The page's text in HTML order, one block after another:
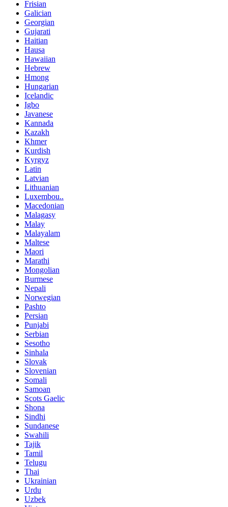
Frisian
Galician
Georgian
Gujarati
Haitian
Hausa
Hawaiian
Hebrew
Hmong
Hungarian
Icelandic
Igbo
Javanese
Kannada
Kazakh
Khmer
Kurdish
Kyrgyz
Latin
Latvian
Lithuanian
Luxembou..
Macedonian
Malagasy
Malay
Malayalam
Maltese
Maori
Marathi
Mongolian
Burmese
Nepali
Norwegian
Pashto
Persian
Punjabi
Serbian
Sesotho
Sinhala
Slovak
Slovenian
Somali
Samoan
Scots Gaelic
Shona
Sindhi
Sundanese
Swahili
Tajik
Tamil
Telugu
Thai
Ukrainian
Urdu
Uzbek